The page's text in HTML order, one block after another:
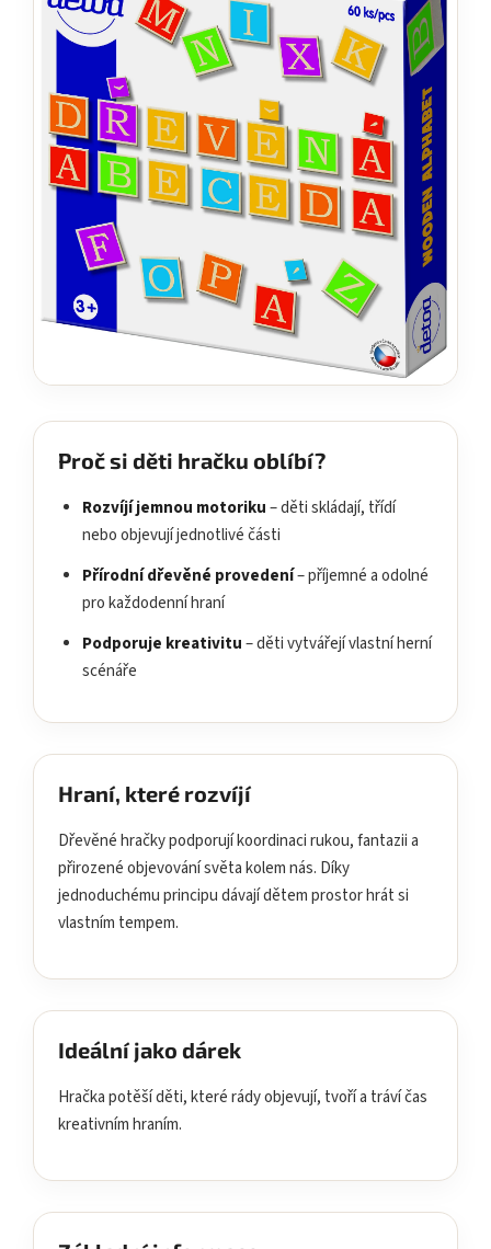
Proč si děti hračku oblíbí?
Rozvíjí jemnou motoriku– děti skládají, třídí
nebo objevují jednotlivé části
Přírodní dřevěné provedení– příjemné a odolné
pro každodenní hraní
Podporuje kreativitu– děti vytvářejí vlastní herní
scénáře
Hraní, které rozvíjí
Dřevěné hračky podporují koordinaci rukou, fantazii a
přirozené objevování světa kolem nás. Díky
jednoduchému principu dávají dětem prostor hrát si
vlastním tempem.
Ideální jako dárek
Hračka potěší děti, které rády objevují, tvoří a tráví čas
kreativním hraním.